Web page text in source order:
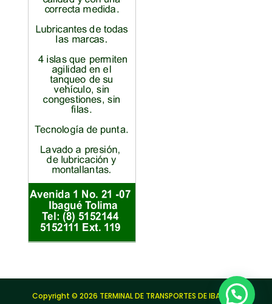
Copyright © 2026 TERMINAL DE TRANSPORTES DE IBAGUÉ |